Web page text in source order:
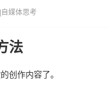
自媒体思考
法
创作内容了。